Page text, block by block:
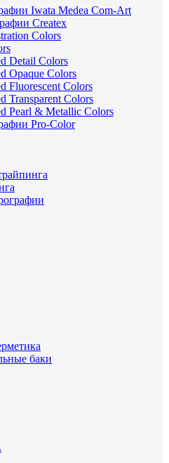
Iwata Medea Com-Art
Createx
Colors
Detail Colors
Opaque Colors
Fluorescent Colors
Transparent Colors
Pearl & Metallic Colors
Pro-Color
баки